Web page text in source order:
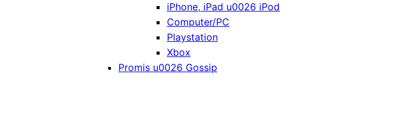
iPhone, iPad u0026 iPod
Computer/PC
Playstation
Xbox
Promis u0026 Gossip